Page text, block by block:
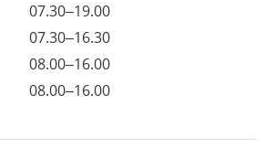
07.30–19.00
07.30–16.30
08.00–16.00
08.00–16.00